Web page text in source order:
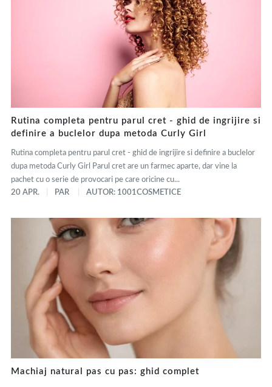
Rutina completa pentru parul cret - ghid de ingrijire si
definire a buclelor dupa metoda Curly Girl
Rutina completa pentru parul cret - ghid de ingrijire si definire a buclelor
dupa metoda Curly Girl Parul cret are un farmec aparte, dar vine la
pachet cu o serie de provocari pe care oricine cu...
20 APR.
PAR AUTOR: 1001COSMETICE
Machiaj natural pas cu pas: ghid complet